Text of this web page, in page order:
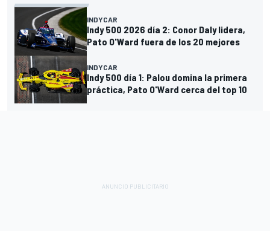
INDYCAR
Indy 500 2026 día 2: Conor Daly lidera,
Pato O'Ward fuera de los 20 mejores
INDYCAR
Indy 500 día 1: Palou domina la primera
práctica, Pato O'Ward cerca del top 10